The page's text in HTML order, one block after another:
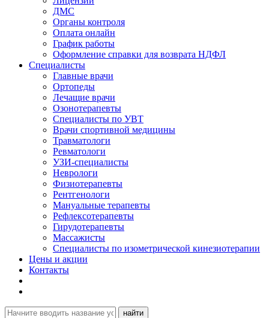
ДМС
Органы контроля
Оплата онлайн
График работы
Оформление справки для возврата НДФЛ
Специалисты
Главные врачи
Ортопеды
Лечащие врачи
Озонотерапевты
Специалисты по УВТ
Врачи спортивной медицины
Травматологи
Ревматологи
УЗИ-специалисты
Неврологи
Физиотерапевты
Рентгенологи
Мануальные терапевты
Рефлексотерапевты
Гирудотерапевты
Массажисты
Специалисты по изометрической кинезиотерапии
Цены и акции
Контакты
найти